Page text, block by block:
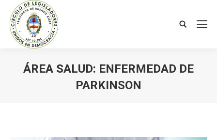
Search:
ÁREA SALUD: ENFERMEDAD DE
PARKINSON